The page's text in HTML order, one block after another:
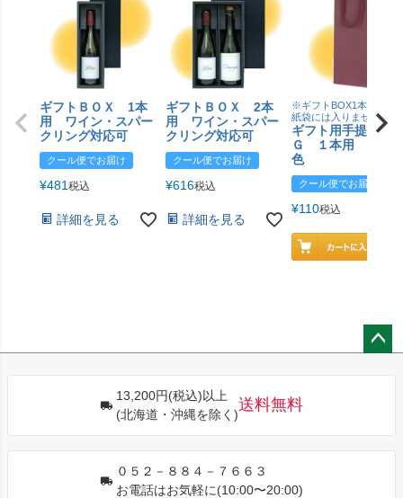
ギフトＢＯＸ 1本
用 ワイン・スパー
クリング対応可
クール便でお届け
¥481 税込
詳細を見る
ギフトＢＯＸ 2本
用 ワイン・スパー
クリング対応可
クール便でお届け
¥616税込
詳細を見る
※ギフトBOX1本用はこ
紙袋には入りません
ギフト用手提げＢ
Ｇ １本用 エン
色
クール便でお届け
¥110税込
13,200円(税込)以上
(北海道・沖縄を除く)
送料無料
０５２－８８４－７６６３
お電話はお気軽に(10:00〜20:00)